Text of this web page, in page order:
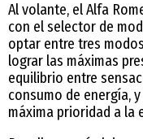
Al volante, el Alfa
con el selector de
optar entre tres
lograr las máximas
equilibrio entre
consumo de energía,
máxima prioridad a la